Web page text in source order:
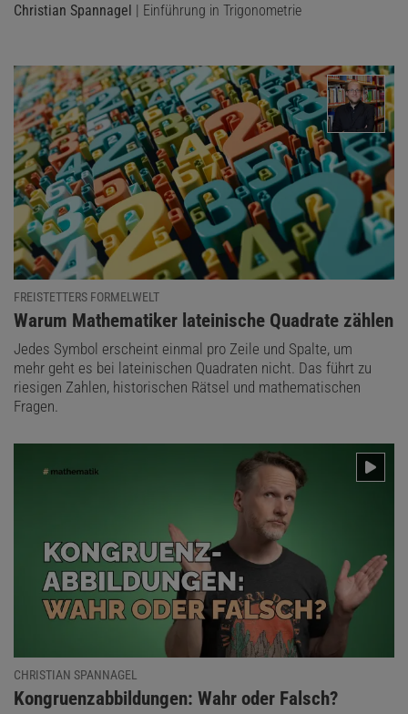
Christian Spannagel | Einführung in Trigonometrie
FREISTETTERS FORMELWELT
:
Warum Mathematiker lateinische Quadrate zählen
Jedes Symbol erscheint einmal pro Zeile und Spalte, um
mehr geht es bei lateinischen Quadraten nicht. Das führt zu
riesigen Zahlen, historischen Rätsel und mathematischen
Fragen.
CHRISTIAN SPANNAGEL
:
Kongruenzabbildungen: Wahr oder Falsch?